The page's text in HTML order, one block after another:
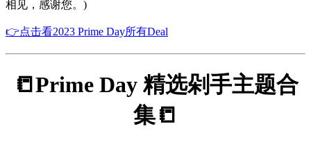
相见，感谢您。)
👉点击看2023 Prime Day所有Deal
📒Prime Day 精选剁手主题合
集📒